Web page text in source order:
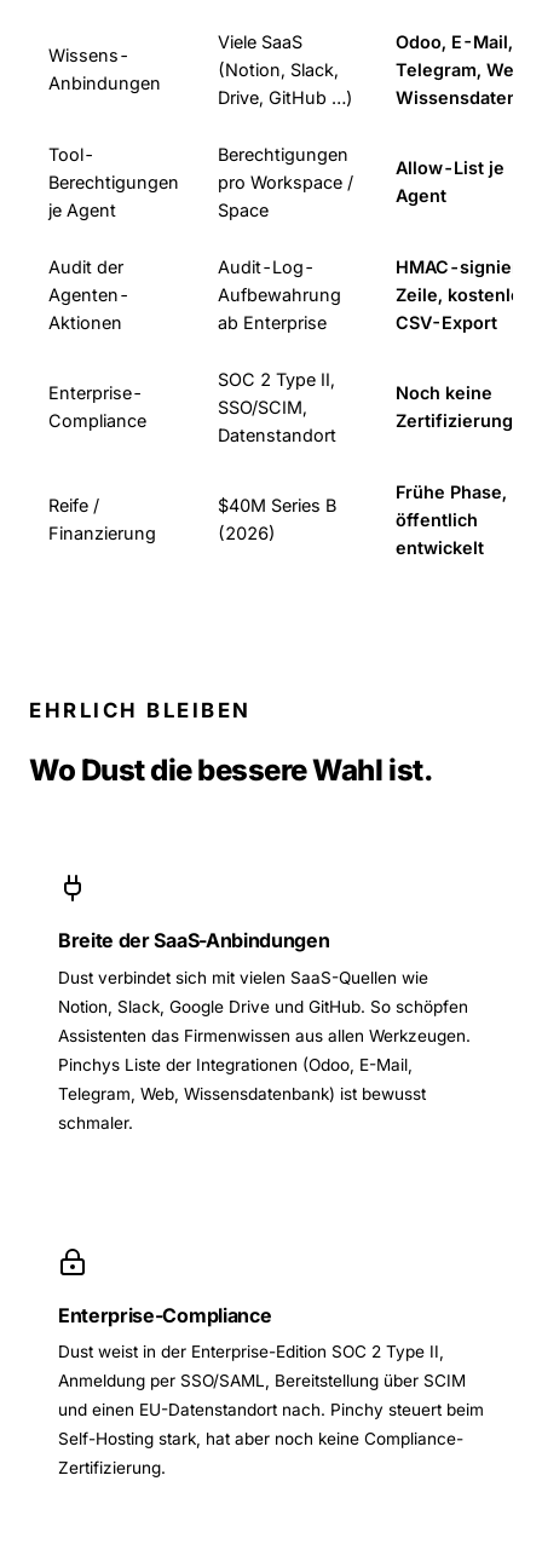
Wissens-
Anbindungen
Viele SaaS
(Notion, Slack,
Drive, GitHub …)
Odoo, E-Mail,
Telegram, Web,
Tool-
Berechtigungen
je Agent
Berechtigungen
pro Workspace /
Space
Allow-List je
Agent
Audit der
Agenten-
Aktionen
Audit-Log-
Aufbewahrung
ab Enterprise
HMAC-signiert
Zeile, kostenlos,
CSV-Export
Enterprise-
Compliance
SOC 2 Type II,
SSO/SCIM,
Datenstandort
Noch keine
Zertifizierung
Reife /
Finanzierung
$40M Series B
(2026)
Frühe Phase,
öffentlich
entwickelt
EHRLICH BLEIBEN
Wo Dust die bessere Wahl ist.
Breite der SaaS-Anbindungen
Dust verbindet sich mit vielen SaaS-Quellen wie
Notion, Slack, Google Drive und GitHub. So schöpfen
Assistenten das Firmenwissen aus allen Werkzeugen.
Pinchys Liste der Integrationen (Odoo, E-Mail,
Telegram, Web, Wissensdatenbank) ist bewusst
schmaler.
Enterprise-Compliance
Dust weist in der Enterprise-Edition SOC 2 Type II,
Anmeldung per SSO/SAML, Bereitstellung über SCIM
und einen EU-Datenstandort nach. Pinchy steuert beim
Self-Hosting stark, hat aber noch keine Compliance-
Zertifizierung.